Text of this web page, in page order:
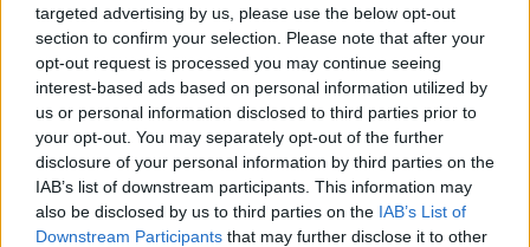
targeted advertising by us, please use the below opt-out
section to confirm your selection. Please note that after your
opt-out request is processed you may continue seeing
interest-based ads based on personal information utilized by
us or personal information disclosed to third parties prior to
your opt-out. You may separately opt-out of the further
disclosure of your personal information by third parties on the
IAB’s list of downstream participants. This information may
also be disclosed by us to third parties on the IAB’s List of
Downstream Participants that may further disclose it to other
η τελετή παράδοσης παραλαβής θα γίνει την 1η
Μαρτίου - Η κόντρα ανάμεσα σε Καίτη Κληρίδη
και τον απερχόμενο πρόεδρο